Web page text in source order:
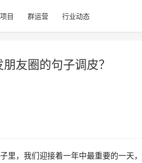
目 群运营 行业动态
友圈的句子调皮？
里，我们迎接着一年中最重要的一天